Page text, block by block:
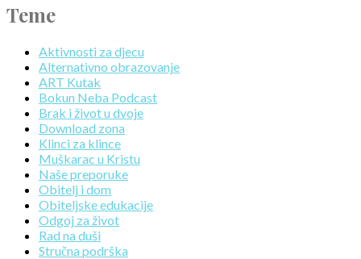
Teme
Aktivnosti za djecu
Alternativno obrazovanje
ART Kutak
Bokun Neba Podcast
Brak i život u dvoje
Download zona
Klinci za klince
Muškarac u Kristu
Naše preporuke
Obitelj i dom
Obiteljske edukacije
Odgoj za život
Rad na duši
Stručna podrška